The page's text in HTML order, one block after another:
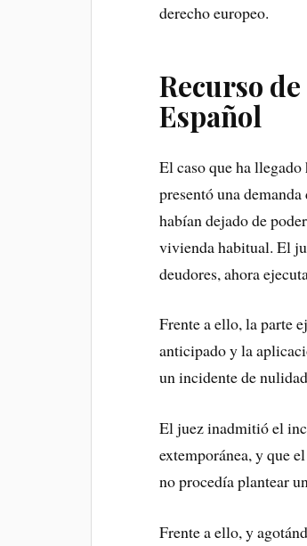
derecho europeo.
Recurso
Español
El caso que ha
presentó una
habían dejado de
vivienda habitual. El
deudores, ahora
Frente a ello, la parte
anticipado y la
un incidente de
El juez inadmitió el
extemporánea, y que
no procedía plantear
Frente a ello, y